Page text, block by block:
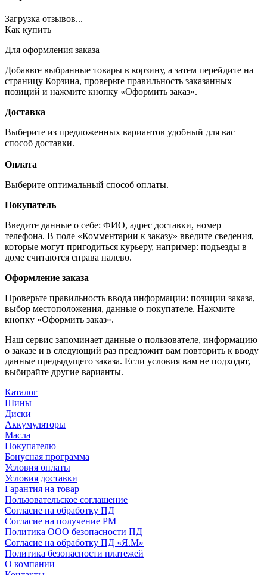
Загрузка отзывов...
Как купить
Для оформления заказа
Добавьте выбранные товары в корзину, а затем перейдите на
страницу Корзина, проверьте правильность заказанных
позиций и нажмите кнопку «Оформить заказ».
Доставка
Выберите из предложенных вариантов удобный для вас
способ доставки.
Оплата
Выберите оптимальный способ оплаты.
Покупатель
Введите данные о себе: ФИО, адрес доставки, номер
телефона. В поле «Комментарии к заказу» введите сведения,
которые могут пригодиться курьеру, например: подъезды в
доме считаются справа налево.
Оформление заказа
Проверьте правильность ввода информации: позиции заказа,
выбор местоположения, данные о покупателе. Нажмите
кнопку «Оформить заказ».
Наш сервис запоминает данные о пользователе, информацию
о заказе и в следующий раз предложит вам повторить к вводу
данные предыдущего заказа. Если условия вам не подходят,
выбирайте другие варианты.
Каталог
Шины
Диски
Аккумуляторы
Масла
Покупателю
Бонусная программа
Условия оплаты
Условия доставки
Гарантия на товар
Пользовательское соглашение
Согласие на обработку ПД
Согласие на получение РМ
Политика ООО безопасности ПД
Согласие на обработку ПД «Я.М»
Политика безопасности платежей
О компании